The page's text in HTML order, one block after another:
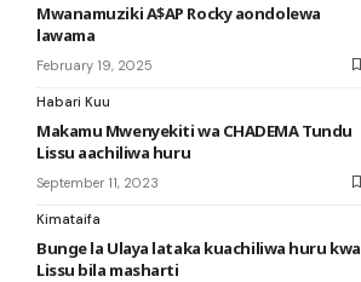
Mwanamuziki A$AP Rocky aondolewa
lawama
February 19, 2025
Habari Kuu
Makamu Mwenyekiti wa CHADEMA Tundu
Lissu aachiliwa huru
September 11, 2023
Kimataifa
Bunge la Ulaya lataka kuachiliwa huru kwa
Lissu bila masharti